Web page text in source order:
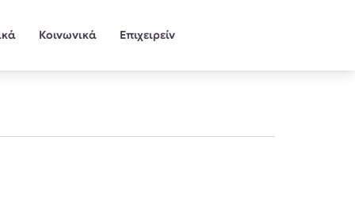
Κοινωνικά Επιχειρείν